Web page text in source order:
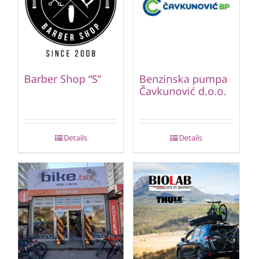
Barber Shop “S”
Details
Benzinska pumpa
Čavkunović d.o.o.
Details